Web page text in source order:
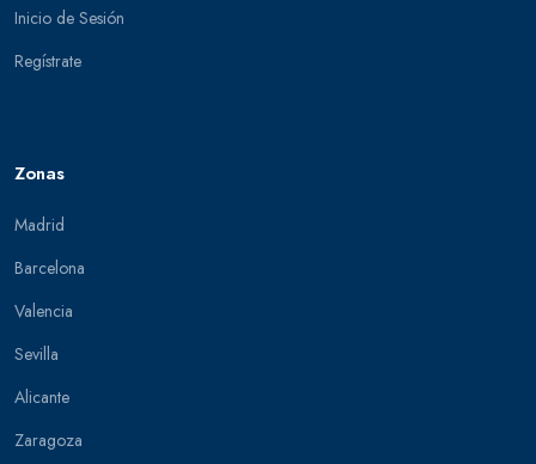
Inicio de Sesión
Regístrate
Zonas
Madrid
Barcelona
Valencia
Sevilla
Alicante
Zaragoza